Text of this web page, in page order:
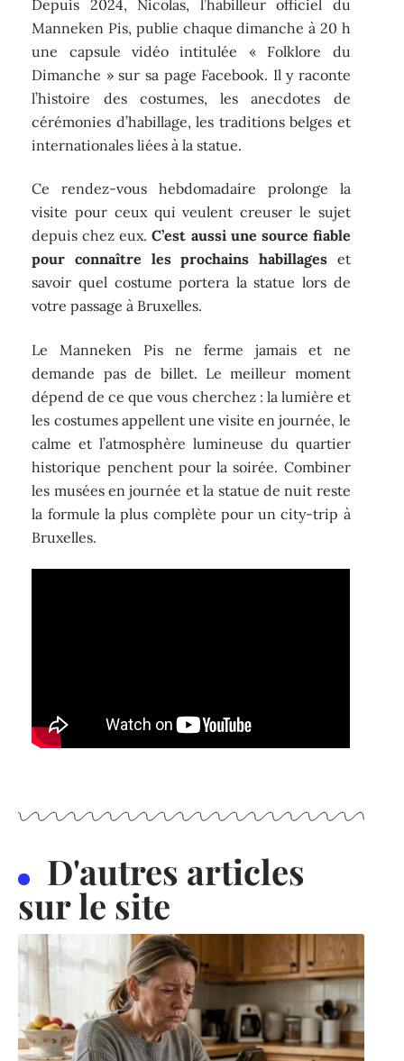
Depuis 2024, Nicolas, l’habilleur officiel du
Manneken Pis, publie chaque dimanche à 20 h
une capsule vidéo intitulée « Folklore du
Dimanche » sur sa page Facebook. Il y raconte
l’histoire des costumes, les anecdotes de
cérémonies d’habillage, les traditions belges et
internationales liées à la statue.
Ce rendez-vous hebdomadaire prolonge la
visite pour ceux qui veulent creuser le sujet
depuis chez eux.C’est aussi une source fiable
pour connaître les prochains habillageset
savoir quel costume portera la statue lors de
votre passage à Bruxelles.
Le Manneken Pis ne ferme jamais et ne
demande pas de billet. Le meilleur moment
dépend de ce que vous cherchez : la lumière et
les costumes appellent une visite en journée, le
calme et l’atmosphère lumineuse du quartier
historique penchent pour la soirée. Combiner
les musées en journée et la statue de nuit reste
la formule la plus complète pour un city-trip à
Bruxelles.
D'autres articles
sur le site